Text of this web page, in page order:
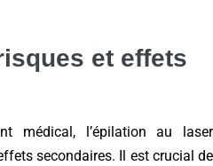
et effets
médical, l’épilation au laser
secondaires. Il est crucial de